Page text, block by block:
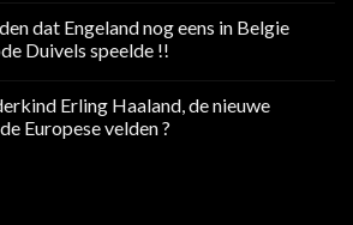
dat Engeland nog eens in Belgie
Duivels speelde !!
Erling Haaland, de nieuwe
Europese velden ?